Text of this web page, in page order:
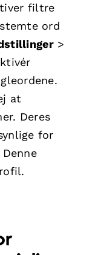
filtre
ord
>
at
Deres
for